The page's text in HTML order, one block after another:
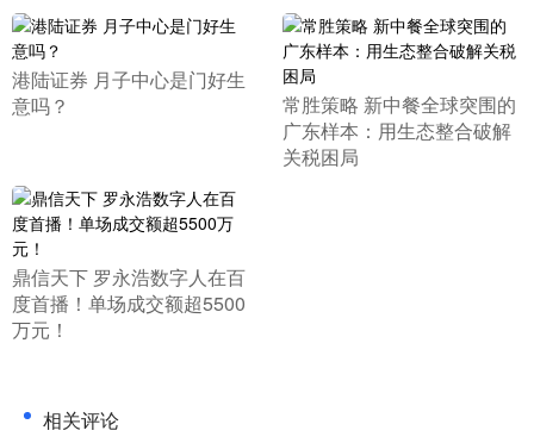
​港陆证券 月子中心是门好生
意吗？
​常胜策略 新中餐全球突围的
广东样本：用生态整合破解
关税困局
​鼎信天下 罗永浩数字人在百
度首播！单场成交额超5500
万元！
相关评论